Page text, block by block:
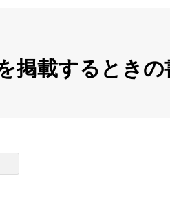
掲載するときの